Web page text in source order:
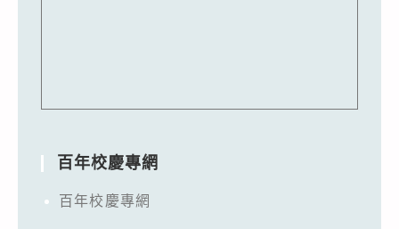
百年校慶專網
百年校慶專網